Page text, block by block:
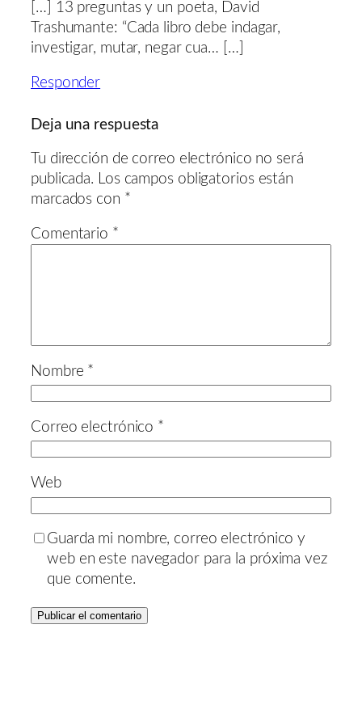
[…] 13 preguntas y un poeta, David
Trashumante: “Cada libro debe indagar,
investigar, mutar, negar cua… […]
Responder
Deja una respuesta
Tu dirección de correo electrónico no será
publicada.
Los campos obligatorios están
marcados con *
Comentario *
Nombre *
Correo electrónico *
Web
Guarda mi nombre, correo electrónico y
web en este navegador para la próxima vez
que comente.